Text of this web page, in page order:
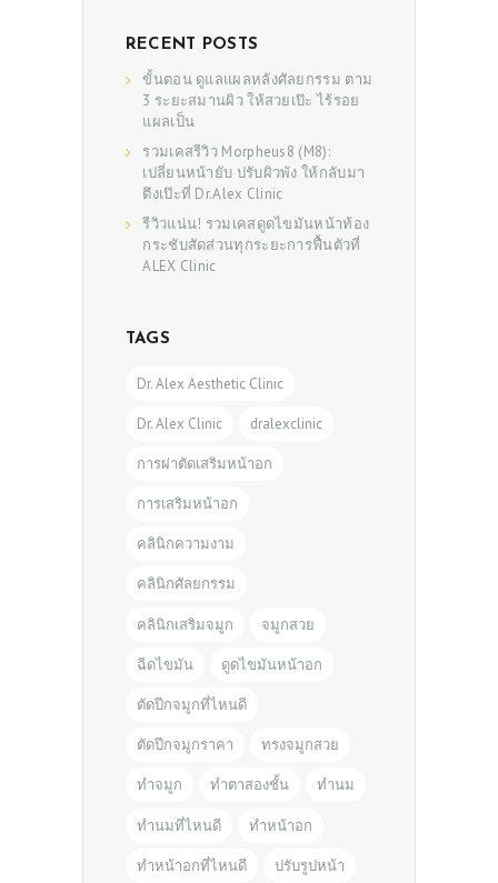
RECENT POSTS
ขั้นตอน ดูแลแผลหลังศัลยกรรม ตาม
3 ระยะสมานผิว ให้สวยเป๊ะ ไร้รอย
แผลเป็น
รวมเคสรีวิว Morpheus8 (M8):
เปลี่ยนหน้ายับ ปรับผิวพัง ให้กลับมา
ตึงเป๊ะที่ Dr.Alex Clinic
รีวิวแน่น! รวมเคสดูดไขมันหน้าท้อง
กระชับสัดส่วนทุกระยะการฟื้นตัวที่
ALEX Clinic
TAGS
Dr. Alex Aesthetic Clinic
Dr. Alex Clinic dralexclinic
การผ่าตัดเสริมหน้าอก
การเสริมหน้าอก
คลินิกความงาม
คลินิกศัลยกรรม
คลินิกเสริมจมูก จมูกสวย
ฉีดไขมัน ดูดไขมันหน้าอก
ตัดปีกจมูกที่ไหนดี
ตัดปีกจมูกราคา ทรงจมูกสวย
ทำจมูก ทำตาสองชั้น ทำนม
ทำนมที่ไหนดี ทำหน้าอก
ทำหน้าอกที่ไหนดี ปรับรูปหน้า